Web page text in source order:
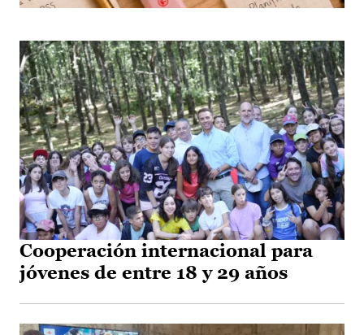
Cooperación internacional para
jóvenes de entre 18 y 29 años